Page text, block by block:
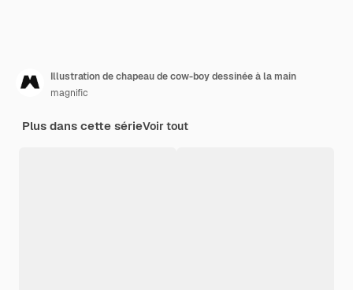
Illustration de chapeau de cow-boy dessinée à la main
magnific
Plus dans cette sérieVoir tout